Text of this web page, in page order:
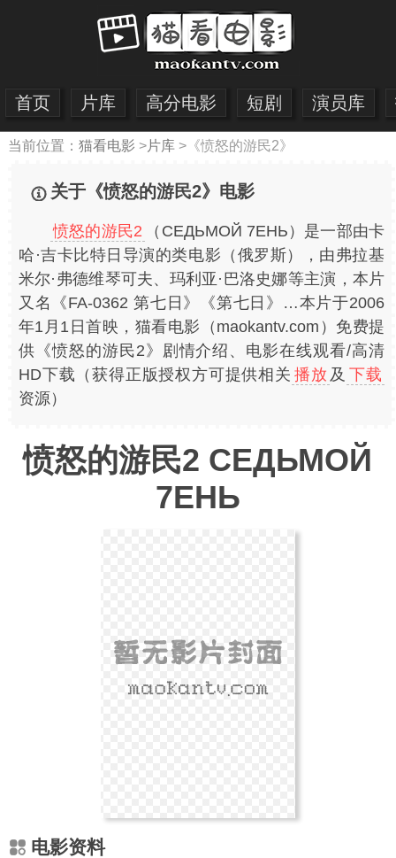
首页 片库 高分电影 短剧 演员库
当前位置： 猫看电影 >片库>《愤怒的游民2》
关于《愤怒的游民2》电影
愤怒的游民2
（СЕДЬМОЙ 7ЕНЬ）是一部由卡
哈·吉卡比特日导演的类电影（俄罗斯），由弗拉基
米尔·弗德维琴可夫、玛利亚·巴洛史娜等主演，本片
又名《FA-0362 第七日》《第七日》…本片于2006
年1月1日首映，猫看电影（maokantv.com）免费提
供《愤怒的游民2》剧情介绍、电影在线观看/高清
HD下载（获得正版授权方可提供相关 播放 及 下载
资源）
愤怒的游民2 СЕДЬМОЙ
7ЕНЬ
电影资料